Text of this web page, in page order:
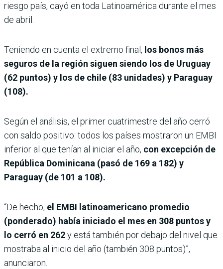
riesgo país, cayó en toda Latinoamérica durante el mes
de abril.
Teniendo en cuenta el extremo final, los bonos más
seguros de la región siguen siendo los de Uruguay
(62 puntos) y los de chile (83 unidades) y Paraguay
(108).
Según el análisis, el primer cuatrimestre del año cerró
con saldo positivo: todos los países mostraron un EMBI
inferior al que tenían al iniciar el año, con excepción de
República Dominicana (pasó de 169 a 182) y
Paraguay (de 101 a 108).
“De hecho, el EMBI latinoamericano promedio
(ponderado) había iniciado el mes en 308 puntos y
lo cerró en 262y está también por debajo del nivel que
mostraba al inicio del año (también 308 puntos)”,
anunciaron.